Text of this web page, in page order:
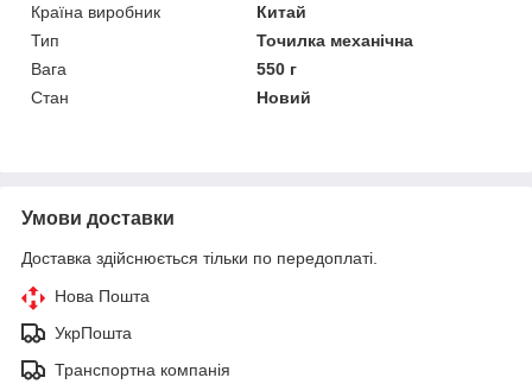
Країна виробник
Китай
Тип
Точилка механічна
Вага
550 г
Стан
Новий
Умови доставки
Доставка здійснюється тільки по передоплаті.
Нова Пошта
УкрПошта
Транспортна компанія